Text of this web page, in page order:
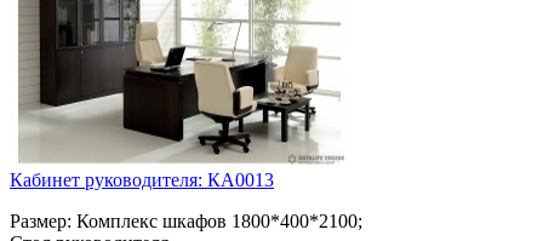
Кабинет руководителя: КА0013
Размер: Комплекс шкафов 1800*400*2100;